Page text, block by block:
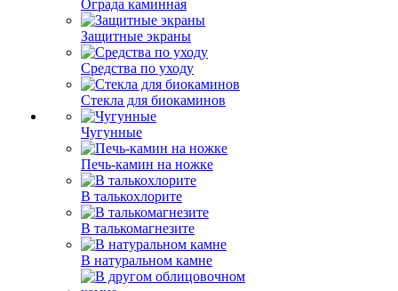
Ограда каминная
Защитные экраны
Средства по уходу
Стекла для биокаминов
Чугунные
Печь-камин на ножке
В талькохлорите
В талькомагнезите
В натуральном камне